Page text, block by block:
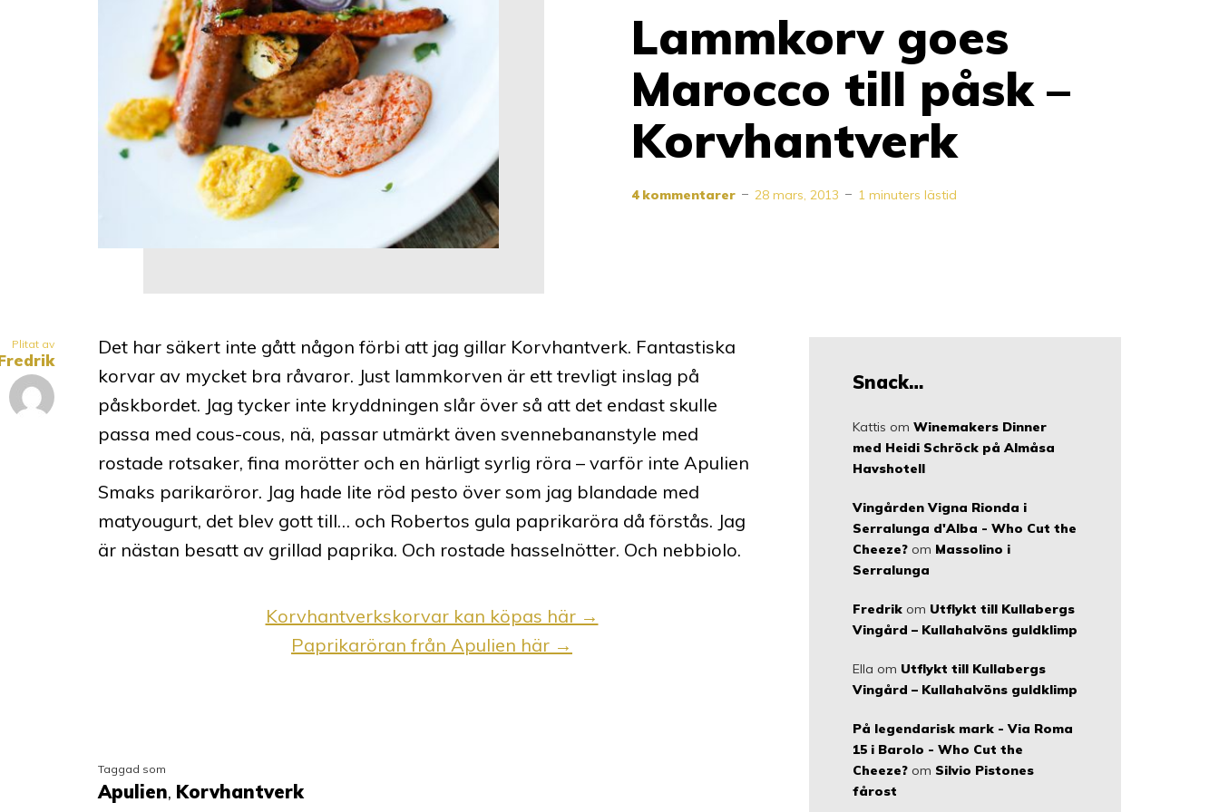
Lammkorv goes
Marocco till påsk –
Korvhantverk
4 kommentarer 28 mars, 2013 1 minuters lästid
Plitat av
Det har säkert inte gått någon förbi att jag gillar Korvhantverk. Fantastiska
korvar av mycket bra råvaror. Just lammkorven är ett trevligt inslag på
påskbordet. Jag tycker inte kryddningen slår över så att det endast skulle
passa med cous-cous, nä, passar utmärkt även svennebananstyle med
rostade rotsaker, fina morötter och en härligt syrlig röra – varför inte Apulien
Smaks parikaröror. Jag hade lite röd pesto över som jag blandade med
matyougurt, det blev gott till… och Robertos gula paprikaröra då förstås. Jag
är nästan besatt av grillad paprika. Och rostade hasselnötter. Och nebbiolo.
Korvhantverkskorvar kan köpas här →
Paprikaröran från Apulien här →
Taggad som
Apulien, Korvhantverk
Snack…
Kattis om Winemakers Dinner
med Heidi Schröck på Almåsa
Havshotell
Vingården Vigna Rionda i
Serralunga d'Alba - Who Cut the
Cheeze? om Massolino i
Serralunga
Fredrik om Utflykt till Kullabergs
Vingård – Kullahalvöns guldklimp
Ella om Utflykt till Kullabergs
Vingård – Kullahalvöns guldklimp
På legendarisk mark - Via Roma
15 i Barolo - Who Cut the
Cheeze? om Silvio Pistones
fårost